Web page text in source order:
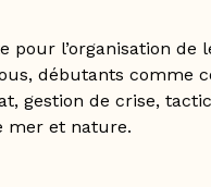
pour l’organisation de
débutants comme
gestion de crise,
mer et nature.